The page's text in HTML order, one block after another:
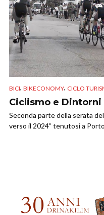
BICI, BIKECONOMY, CICLO
Ciclismo e Dintorni
Seconda parte della serata
verso il 2024” tenutosi a Porto